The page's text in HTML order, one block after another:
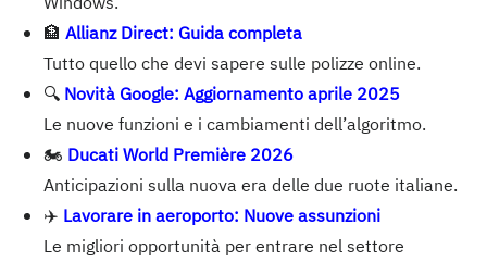
🏦 Allianz Direct: Guida completa
Tutto quello che devi sapere sulle polizze online.
🔍 Novità Google: Aggiornamento aprile 2025
Le nuove funzioni e i cambiamenti dell’algoritmo.
🏍️ Ducati World Première 2026
Anticipazioni sulla nuova era delle due ruote italiane.
✈️ Lavorare in aeroporto: Nuove assunzioni
Le migliori opportunità per entrare nel settore